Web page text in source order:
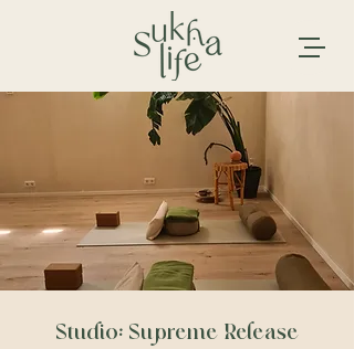
Studio: Supreme Release